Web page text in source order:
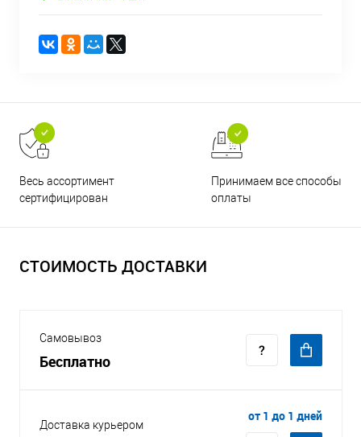
Весь ассортимент
сертифицирован
Принимаем все способы
оплаты
СТОИМОСТЬ ДОСТАВКИ
Самовывоз
Бесплатно
Доставка курьером
от 1 до 1 дней